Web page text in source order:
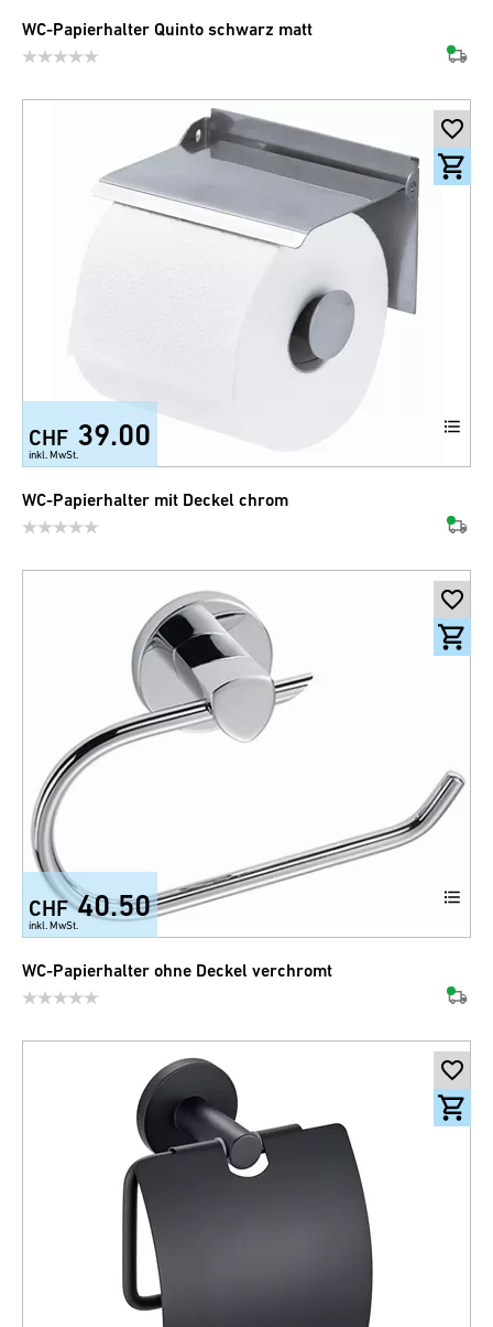
WC-Papierhalter Quinto schwarz matt
CHF 39.00
inkl. MwSt.
WC-Papierhalter mit Deckel chrom
CHF 40.50
inkl. MwSt.
WC-Papierhalter ohne Deckel verchromt